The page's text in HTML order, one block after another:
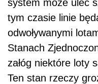
system może ulec
tym czasie linie
odwoływanymi
Stanach
załóg niektóre loty
Ten stan rzeczy